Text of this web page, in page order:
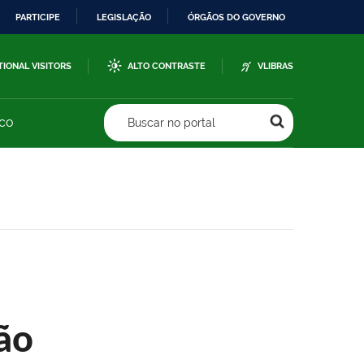
PARTICIPE LEGISLAÇÃO ÓRGÃOS DO GOVERNO
VISITORS ALTO CONTRASTE VLIBRAS
Buscar no portal